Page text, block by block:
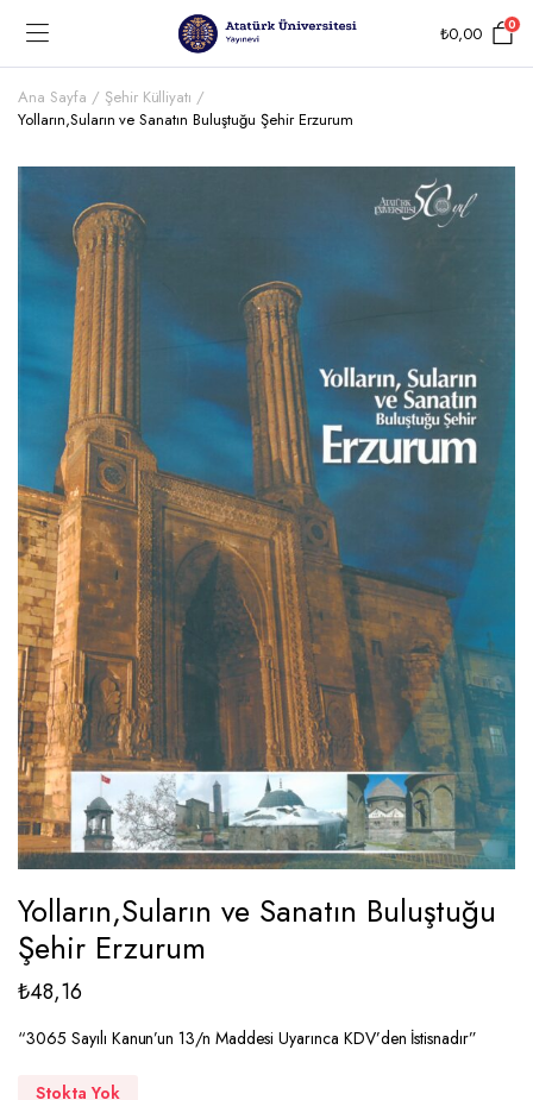
₺0,00 0
Ana Sayfa
Şehir Külliyatı
Yolların,Suların ve Sanatın Buluştuğu Şehir Erzurum
Yolların,Suların ve Sanatın Buluştuğu
Şehir Erzurum
₺48,16
“3065 Sayılı Kanun’un 13/n Maddesi Uyarınca KDV’den İstisnadır”
Stokta Yok